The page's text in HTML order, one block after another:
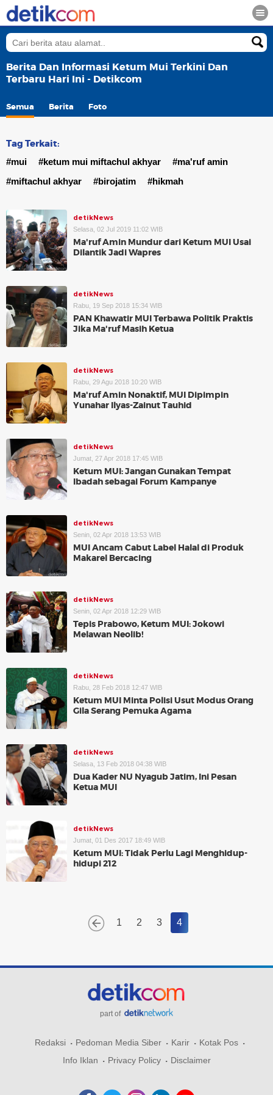
Berita Dan Informasi Ketum Mui Terkini Dan
Terbaru Hari Ini - Detikcom
Semua Berita Foto
Tag Terkait:
#mui #ketum mui miftachul akhyar
#ma'ruf amin
#miftachul akhyar
#birojatim #hikmah
detikNews
Selasa, 02 Jul 2019 11:02 WIB
Ma'ruf Amin Mundur dari Ketum MUI Usai
Dilantik Jadi Wapres
detikNews
Rabu, 19 Sep 2018 15:34 WIB
PAN Khawatir MUI Terbawa Politik Praktis
Jika Ma'ruf Masih Ketua
detikNews
Rabu, 29 Agu 2018 10:20 WIB
Ma'ruf Amin Nonaktif, MUI Dipimpin
Yunahar Ilyas-Zainut Tauhid
detikNews
Jumat, 27 Apr 2018 17:45 WIB
Ketum MUI: Jangan Gunakan Tempat
Ibadah sebagai Forum Kampanye
detikNews
Senin, 02 Apr 2018 13:53 WIB
MUI Ancam Cabut Label Halal di Produk
Makarel Bercacing
detikNews
Senin, 02 Apr 2018 12:29 WIB
Tepis Prabowo, Ketum MUI: Jokowi
Melawan Neolib!
detikNews
Rabu, 28 Feb 2018 12:47 WIB
Ketum MUI Minta Polisi Usut Modus Orang
Gila Serang Pemuka Agama
detikNews
Selasa, 13 Feb 2018 04:38 WIB
Dua Kader NU Nyagub Jatim, Ini Pesan
Ketua MUI
detikNews
Jumat, 01 Des 2017 18:49 WIB
Ketum MUI: Tidak Perlu Lagi Menghidup-
hidupi 212
1 2 3 4
part of
Redaksi Pedoman Media Siber Karir
Kotak Pos
Info Iklan
Privacy Policy Disclaimer